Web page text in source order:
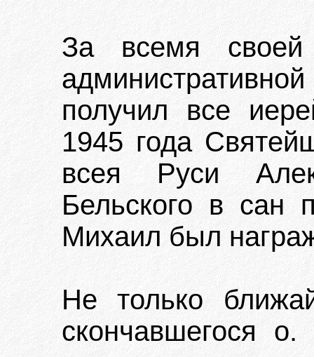
За всемя своей
получил все
1945 года
всея Руси
Бельского в сан
Михаил был
Не только
скончавшегося